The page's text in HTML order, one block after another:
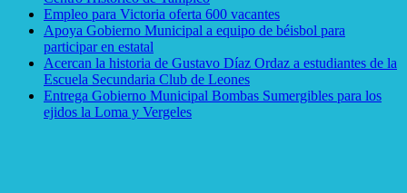
Empleo para Victoria oferta 600 vacantes
Apoya Gobierno Municipal a equipo de béisbol para
participar en estatal
Acercan la historia de Gustavo Díaz Ordaz a estudiantes de la
Escuela Secundaria Club de Leones
Entrega Gobierno Municipal Bombas Sumergibles para los
ejidos la Loma y Vergeles